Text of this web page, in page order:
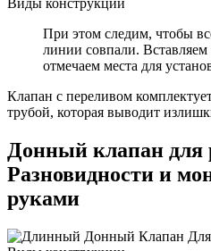
При этом следим, чтобы
линии совпали. Вставляем
отмечаем места для
Клапан с переливом
трубой, которая выводит
Донный клапан для
Разновидности и
руками